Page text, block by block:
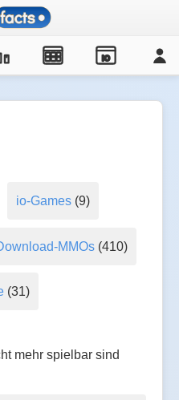
IO
io-Games (9)
MMOs (410)
(31)
mehr spielbar sind